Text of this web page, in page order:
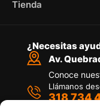
Tienda
¿Necesitas
Av.
Conoce
Llámanos
318 734